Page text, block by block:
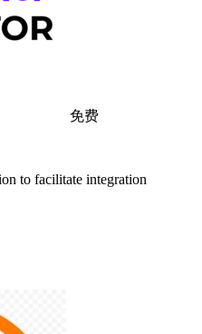
免费
to facilitate integration